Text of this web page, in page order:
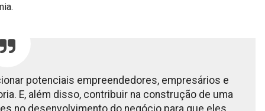
potenciais empreendedores, empresários e
E, além disso, contribuir na construção de uma